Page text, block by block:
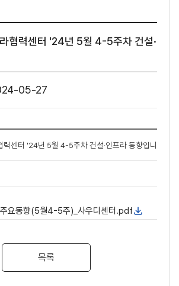
협력센터 '24년 5월 4-5주차 건설·
05-27
센터 '24년 5월 4-5주차 건설·인프라 동향입니다.
주요동향(5월4-5주)_사우디센터.pdf
목록